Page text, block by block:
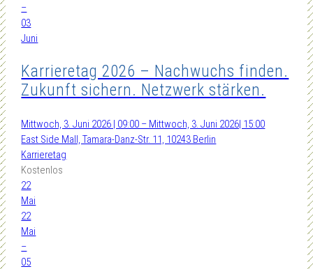
–
03
Juni
Karrieretag 2026 – Nachwuchs finden.
Zukunft sichern. Netzwerk stärken.
Mittwoch, 3. Juni 2026 | 09:00 – Mittwoch, 3. Juni 2026| 15:00
East Side Mall, Tamara-Danz-Str. 11, 10243 Berlin
Karrieretag
Kostenlos
22
Mai
22
Mai
–
05